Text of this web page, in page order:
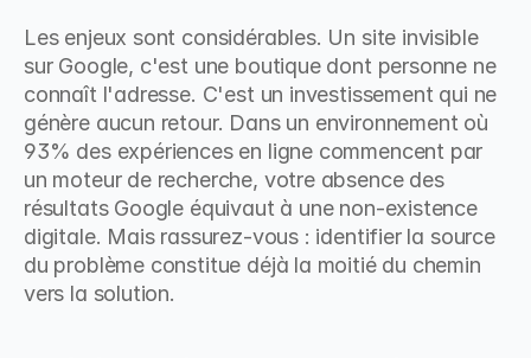
Les enjeux sont considérables. Un site invisible
sur Google, c'est une boutique dont personne ne
connaît l'adresse. C'est un investissement qui ne
génère aucun retour. Dans un environnement où
93% des expériences en ligne commencent par
un moteur de recherche, votre absence des
résultats Google équivaut à une non-existence
digitale. Mais rassurez-vous : identifier la source
du problème constitue déjà la moitié du chemin
vers la solution.